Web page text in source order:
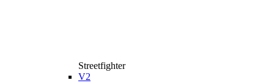
Streetfighter
V2